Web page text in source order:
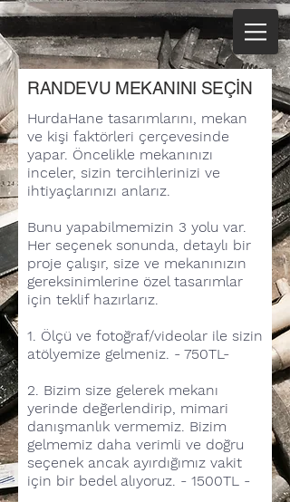
RANDEVU MEKANINI SEÇİN
HurdaHane tasarımlarını, mekan
ve kişi faktörleri çerçevesinde
yapar. Öncelikle mekanınızı
inceler, sizin tercihlerinizi ve
ihtiyaçlarınızı anlarız.
Bunu yapabilmemizin 3 yolu var.
Her seçenek sonunda, detaylı bir
proje çalışır, size ve mekanınızın
gereksinimlerine özel tasarımlar
için teklif hazırlarız.
1. Ölçü ve fotoğraf/videolar ile sizin
atölyemize gelmeniz. - 750TL-
2. Bizim size gelerek mekanı
yerinde değerlendirip, mimari
danışmanlık vermemiz. Bizim
gelmemiz daha verimli ve doğru
seçenek ancak ayırdığımız vakit
için bir bedel alıyoruz. - 1500TL -